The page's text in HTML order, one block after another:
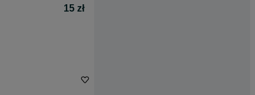
15 zł